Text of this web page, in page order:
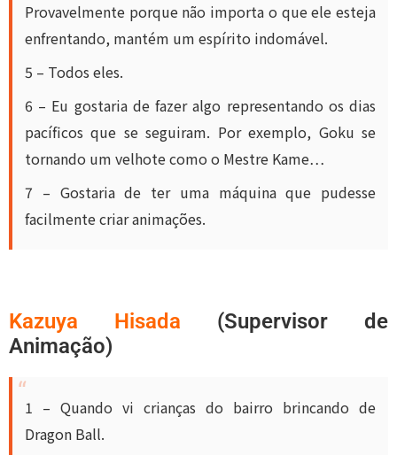
Provavelmente porque não importa o que ele esteja
enfrentando, mantém um espírito indomável.
5 – Todos eles.
6 – Eu gostaria de fazer algo representando os dias
pacíficos que se seguiram. Por exemplo, Goku se
tornando um velhote como o Mestre Kame…
7 – Gostaria de ter uma máquina que pudesse
facilmente criar animações.
Kazuya Hisada (Supervisor de
Animação)
1 – Quando vi crianças do bairro brincando de
Dragon Ball.